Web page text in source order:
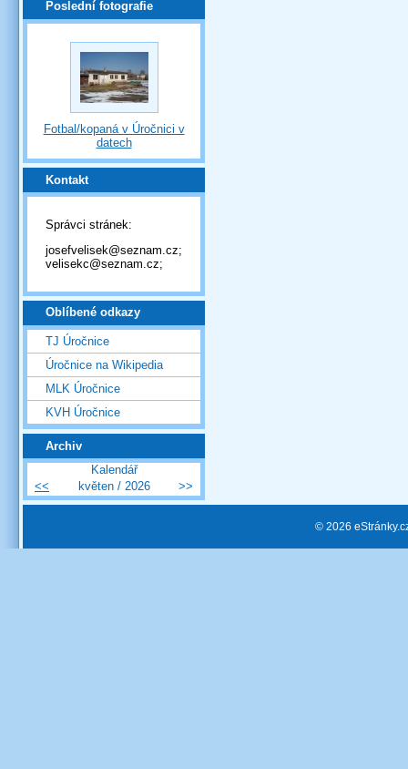
Poslední fotografie
Fotbal/kopaná v Úročnici v
datech
Kontakt
Správci stránek:
josefvelisek@seznam.cz;
velisekc@seznam.cz;
Oblíbené odkazy
TJ Úročnice
Úročnice na Wikipedia
MLK Úročnice
KVH Úročnice
Archiv
Kalendář
<<
květen / 2026 >>
© 2026